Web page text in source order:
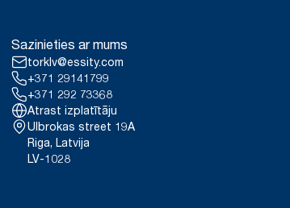
Sazinieties ar mums
torklv@essity.com
+371 29141799
+371 292 73368
Atrast izplatītāju
Ulbrokas street 19A
Riga, Latvija
LV-1028